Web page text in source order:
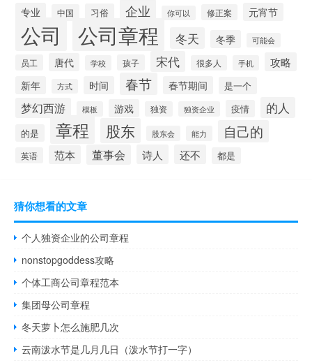
专业 中国 习俗 企业 你可以 修正案 元宵节
公司 公司章程 冬天 冬季 可能会
员工 唐代 学校 孩子 宋代 很多人 手机 攻略
新年 方式 时间 春节 春节期间 是一个
梦幻西游 模板 游戏 独资 独资企业 疫情 的人
的是 章程 股东 股东会 能力 自己的
英语 范本 董事会 诗人 还不 都是
猜你想看的文章
个人独资企业的公司章程
nonstopgoddess攻略
个体工商公司章程范本
集团母公司章程
冬天萝卜怎么施肥几次
云南泼水节是几月几日（泼水节打一字）